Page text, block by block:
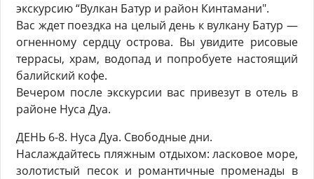
экскурсию “Вулкан Батур и район Кинтамани".
Вас ждет поездка на целый день к вулкану Батур —
огненному сердцу острова. Вы увидите рисовые
террасы, храм, водопад и попробуете настоящий
балийский кофе.
Вечером после экскурсии вас привезут в отель в
районе Нуса Дуа.
ДЕНЬ 6-8. Нуса Дуа. Свободные дни.
Наслаждайтесь пляжным отдыхом: ласковое море,
золотистый песок и романтичные променады в